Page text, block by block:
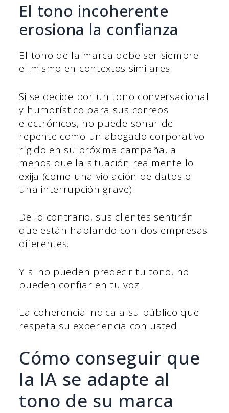
El tono incoherente
erosiona la confianza
El tono de la marca debe ser siempre
el mismo en contextos similares.
Si se decide por un tono conversacional
y humorístico para sus correos
electrónicos, no puede sonar de
repente como un abogado corporativo
rígido en su próxima campaña, a
menos que la situación realmente lo
exija (como una violación de datos o
una interrupción grave).
De lo contrario, sus clientes sentirán
que están hablando con dos empresas
diferentes.
Y si no pueden predecir tu tono, no
pueden confiar en tu voz.
La coherencia indica a su público que
respeta su experiencia con usted.
Cómo conseguir que
la IA se adapte al
tono de su marca